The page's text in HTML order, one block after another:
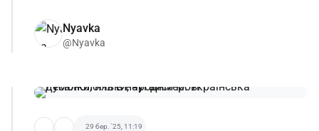
Nyavka
@Nyavka
29 бер. '25, 11:19